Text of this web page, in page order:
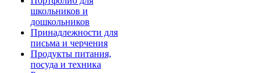
школьников и
дошкольников
Принадлежности для
письма и черчения
Продукты питания,
посуда и техника